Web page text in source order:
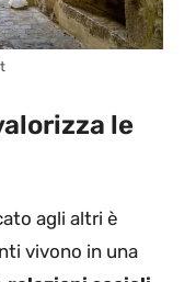
le
agli altri è
vivono in una